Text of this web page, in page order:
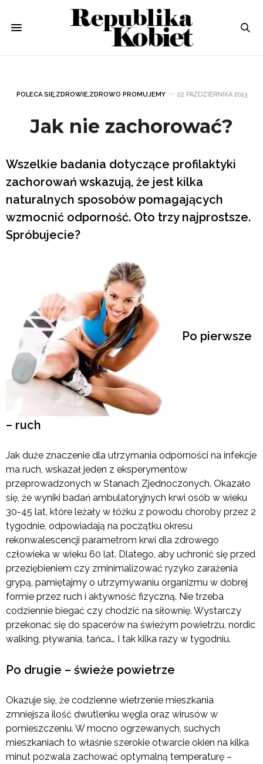
POLECA SIĘ,ZDROWIE,ZDROWO PROMUJEMY 22 PAŹDZIERNIKA 2013
Jak nie zachorować?
Wszelkie badania dotyczące profilaktyki
zachorowań wskazują, że jest kilka
naturalnych sposobów pomagających
wzmocnić odporność. Oto trzy najprostsze.
Spróbujecie?
Po pierwsze
– ruch
Jak duże znaczenie dla utrzymania odporności na infekcje
ma ruch, wskazał jeden z eksperymentów
przeprowadzonych w Stanach Zjednoczonych. Okazało
się, że wyniki badań ambulatoryjnych krwi osób w wieku
30-45 lat, które leżały w łóżku z powodu choroby przez 2
tygodnie, odpowiadają na początku okresu
rekonwalescencji parametrom krwi dla zdrowego
człowieka w wieku 60 lat. Dlatego, aby uchronić się przed
przeziębieniem czy zminimalizować ryzyko zarażenia
grypą, pamiętajmy o utrzymywaniu organizmu w dobrej
formie przez ruch i aktywność fizyczną. Nie trzeba
codziennie biegać czy chodzić na siłownię. Wystarczy
przekonać się do spacerów na świeżym powietrzu, nordic
walking, pływania, tańca… I tak kilka razy w tygodniu.
Po drugie – świeże powietrze
Okazuje się, że codzienne wietrzenie mieszkania
zmniejsza ilość dwutlenku węgla oraz wirusów w
pomieszczeniu. W mocno ogrzewanych, suchych
mieszkaniach to właśnie szerokie otwarcie okien na kilka
minut pozwala zachować optymalną temperaturę –